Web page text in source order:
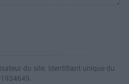
du site. Identifiant unique du